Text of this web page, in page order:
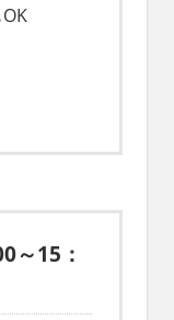
OK
15：